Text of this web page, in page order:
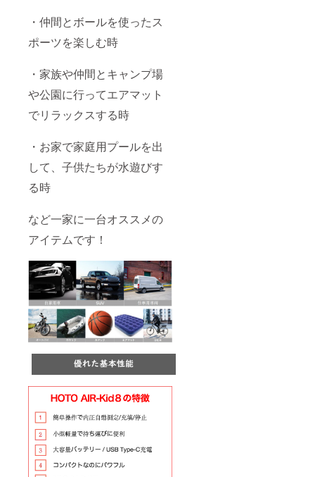
・仲間とボールを使ったス
ポーツを楽しむ時
・家族や仲間とキャンプ場
や公園に行ってエアマット
でリラックスする時
・お家で家庭用プールを出
して、子供たちが水遊びす
る時
など一家に一台オススメの
アイテムです！